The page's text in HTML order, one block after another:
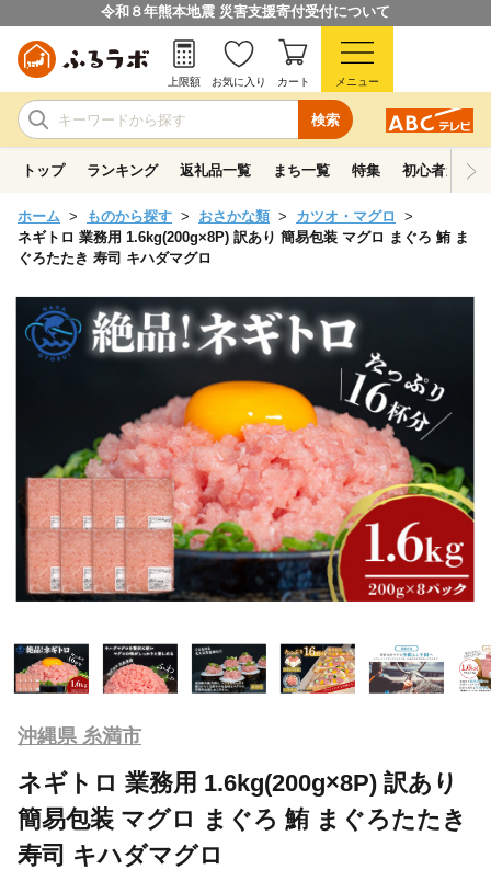
令和８年熊本地震 災害支援寄付受付について
検索
上限額 お気に入り カート メニュー
トップ ランキング 返礼品一覧 まち一覧 特集 初心者ガイド
ホーム ものから探す おさかな類
カツオ・マグロ
ネギトロ 業務用 1.6kg(200g×8P) 訳あり 簡易包装 マグロ まぐろ 鮪 ま
ぐろたたき 寿司 キハダマグロ
沖縄県 糸満市
ネギトロ 業務用 1.6kg(200g×8P) 訳あり
簡易包装 マグロ まぐろ 鮪 まぐろたたき
寿司 キハダマグロ